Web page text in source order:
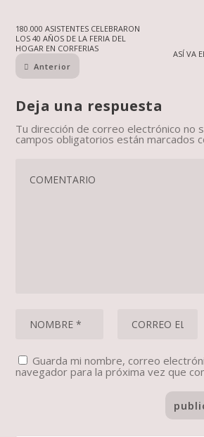
180.000 ASISTENTES CELEBRARON
LOS 40 AÑOS DE LA FERIA DEL
HOGAR EN CORFERIAS
Anterior
ASÍ VA
Deja una respuesta
Tu dirección de correo electrónico no
campos obligatorios están marcados
Guarda mi nombre, correo
navegador para la próxima vez que